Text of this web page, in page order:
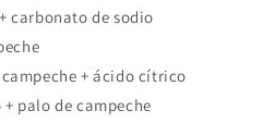
carbonato de sodio
+ ácido cítrico
palo de campeche